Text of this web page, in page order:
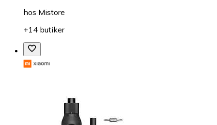
hos Mistore
+14 butiker